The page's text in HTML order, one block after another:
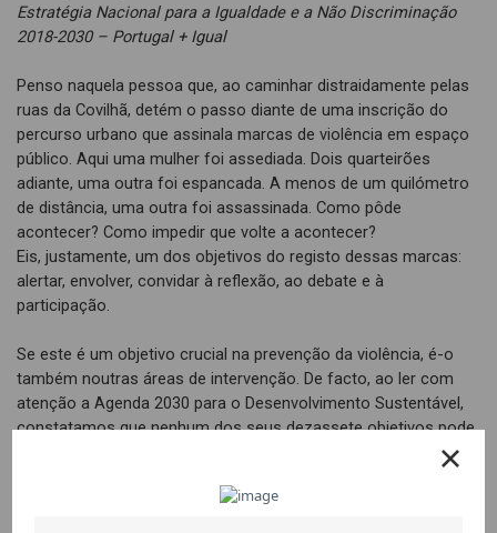
Estratégia Nacional para a Igualdade e a Não Discriminação
2018-2030 – Portugal + Igual
Penso naquela pessoa que, ao caminhar distraidamente pelas
ruas da Covilhã, detém o passo diante de uma inscrição do
percurso urbano que assinala marcas de violência em espaço
público. Aqui uma mulher foi assediada. Dois quarteirões
adiante, uma outra foi espancada. A menos de um quilómetro
de distância, uma outra foi assassinada. Como pôde
acontecer? Como impedir que volte a acontecer?
Eis, justamente, um dos objetivos do registo dessas marcas:
alertar, envolver, convidar à reflexão, ao debate e à
participação.
Se este é um objetivo crucial na prevenção da violência, é-o
também noutras áreas de intervenção. De facto, ao ler com
atenção a Agenda 2030 para o Desenvolvimento Sustentável,
constatamos que nenhum dos seus dezassete objetivos pode
permanente no qual se faça ouvir a voz forte das